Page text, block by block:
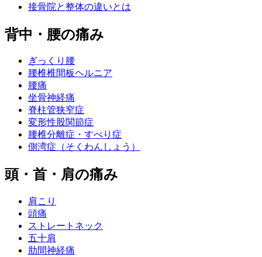
接骨院と整体の違いとは
背中・腰の痛み
ぎっくり腰
腰椎椎間板ヘルニア
腰痛
坐骨神経痛
脊柱管狭窄症
変形性股関節症
腰椎分離症・すべり症
側湾症（そくわんしょう）
頭・首・肩の痛み
肩こり
頭痛
ストレートネック
五十肩
肋間神経痛